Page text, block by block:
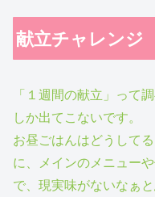
献立チャレンジ
「１週間の献立」って
しか出てこないです。
お昼ごはんはどうして
に、メインのメニュー
で、現実味がないなぁ